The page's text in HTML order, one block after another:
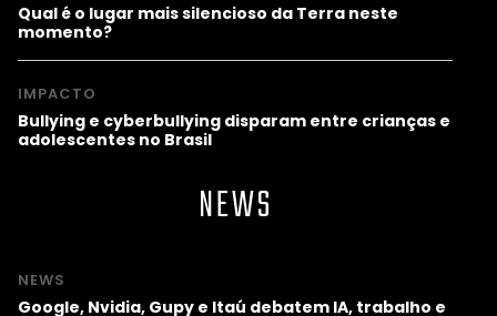
Qual é o lugar mais silencioso da Terra neste
momento?
IMPACTO
Bullying e cyberbullying disparam entre crianças e
adolescentes no Brasil
NEWS
NEWS
Google, Nvidia, Gupy e Itaú debatem IA, trabalho e